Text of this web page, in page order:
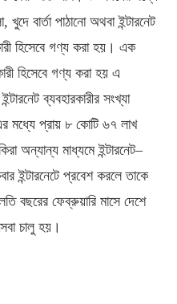
বার্তা পাঠানো অথবা ইন্টারনেট
হিসেবে গণ্য করা হয়। এক
হিসেবে গণ্য করা হয় এ
ব্যবহারকারীর সংখ্যা
মধ্যে প্রায় ৮ কোটি ৬৭ লাখ
অন্যান্য মাধ্যমে ইন্টারনেট–
ইন্টারনেটে প্রবেশ করলে তাকে
বছরের ফেব্রুয়ারি মাসে দেশে
চালু হয়।